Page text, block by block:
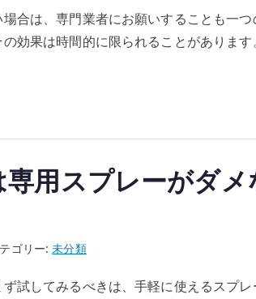
合は、専門業者にお願いすることも一
効果は時間的に限られることがありま
用スプレーがダ
ゴリー:未分類
試してみるべきは、手軽に使えるスプ